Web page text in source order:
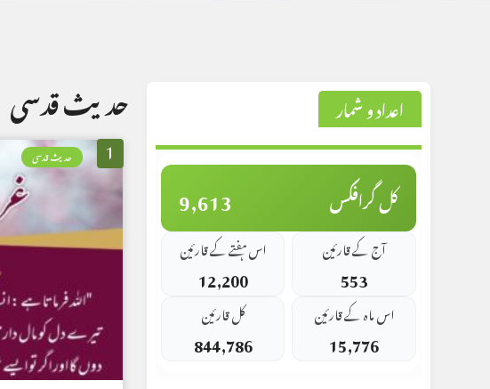
حدیث قدسی
1 حدیث قدسی
اعداد و شمار
کل گرافکس 9,613
آج کے قارئین
553
اس ہفتے کے قارئین
12,200
اس ماہ کے قارئین
15,776
کل قارئین
844,786